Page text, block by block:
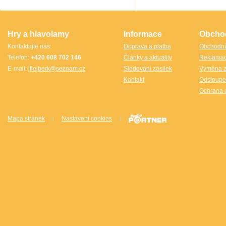
Hry a hlavolamy
Kontaktujte nás:
Telefon: +420 608 702 146
E-mail: jflejberk@seznam.cz
Informace
Doprava a platba
Články a aktuality
Sledování zásilek
Kontakt
Výměna
Ochrana
Mapa stránek Nastavení cookies